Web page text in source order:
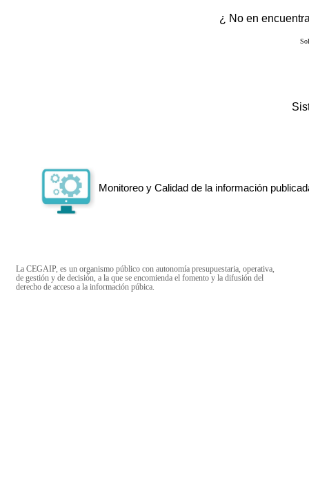
¿ No en
Monitoreo y Calidad de la información
La CEGAIP, es un organismo público con autonomía presupuestaria, operativa,
de gestión y de decisión, a la que se encomienda el fomento y la difusión del
derecho de acceso a la información púbica.